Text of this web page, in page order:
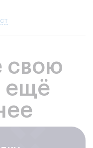
свою
ещё